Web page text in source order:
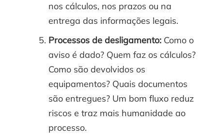
nos cálculos, nos prazos ou na
entrega das informações legais.
Processos de desligamento: Como o
aviso é dado? Quem faz os cálculos?
Como são devolvidos os
equipamentos? Quais documentos
são entregues? Um bom fluxo reduz
riscos e traz mais humanidade ao
processo.